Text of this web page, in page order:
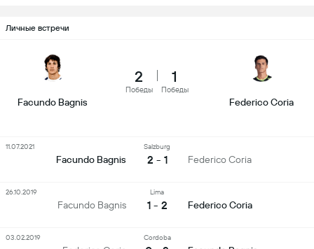
Личные встречи
Facundo Bagnis
2
Победы
1
Победы
Federico Coria
Facundo Bagnis
Salzburg
2 - 1 Federico Coria
11.07.2021
Facundo Bagnis
Lima
1 - 2 Federico Coria
26.10.2019
Cordoba
03.02.2019